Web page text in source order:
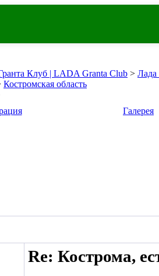
Клуб | LADA Granta Club > Лада
Костромская область
Галерея
Re: Кострома,